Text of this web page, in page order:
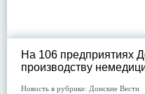
На 106 предприятиях
производству
Новость в рубрике: Донские Вести